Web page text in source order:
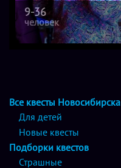
9-36
человек
Все квесты Новосибирска
Для детей
Новые квесты
Подборки квестов
Страшные